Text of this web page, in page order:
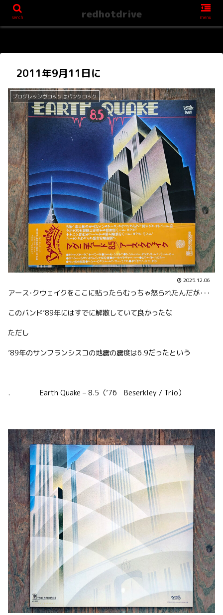
2011年9月11日に
プログレッシヴロックはパンクロック
2025.12.06
アース･クウェイクをここに貼ったらむっちゃ怒られたんだが･･･
このバンド’89年にはすでに解散していて良かったな
ただし
’89年のサンフランシスコの地震の震度は6.9だったという
. Earth Quake – 8.5（’76 Beserkley / Trio）
serch redhotdrive menu